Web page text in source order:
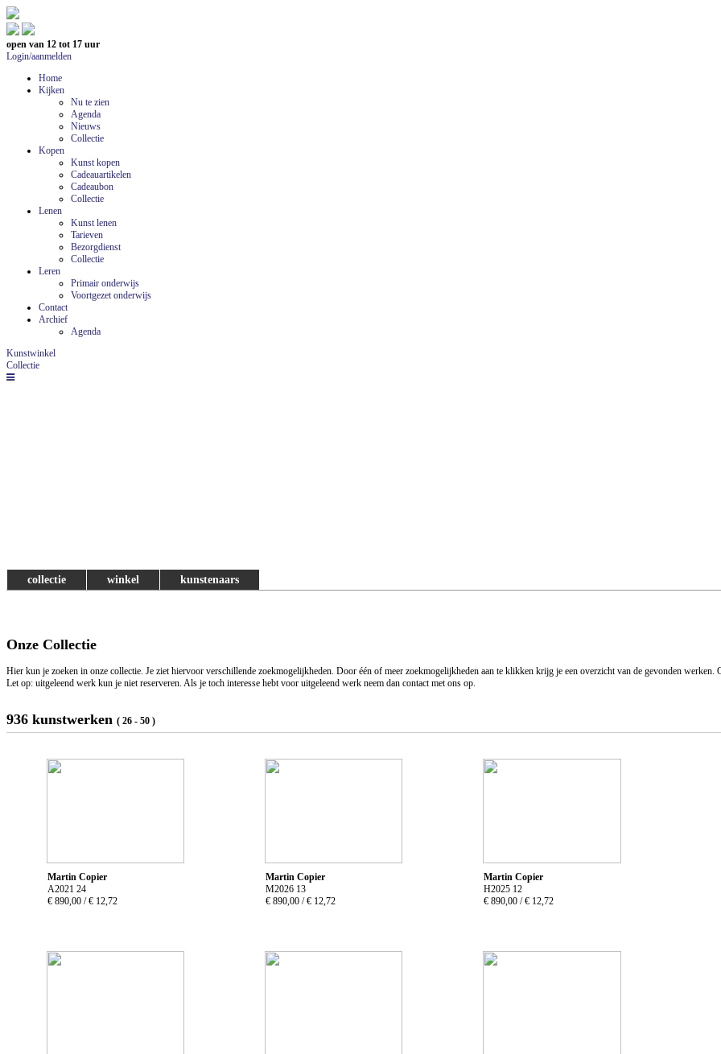
open van 12 tot 17 uur
Login/aanmelden
Home
Kijken
Nu te zien
Agenda
Nieuws
Collectie
Kopen
Kunst kopen
Cadeauartikelen
Cadeaubon
Collectie
Lenen
Kunst lenen
Tarieven
Bezorgdienst
Collectie
Leren
Primair onderwijs
Voortgezet onderwijs
Contact
Archief
Agenda
Kunstwinkel
Collectie
collectie winkel kunstenaars
Onze Collectie
Hier kun je zoeken in onze collectie. Je ziet hiervoor verschillende zoekmogelijkheden. Door één of meer zoekmogelijkheden aan te klikken krijg je een overzicht van de gevonden
Let op: uitgeleend werk kun je niet reserveren. Als je toch interesse hebt voor uitgeleend werk neem dan contact met ons op.
936 kunstwerken ( 26 - 50 )
Martin Copier
A2021 24
€ 890,00 / € 12,72
Martin Copier
M2026 13
€ 890,00 / € 12,72
Martin Copier
H2025 12
€ 890,00 / € 12,72